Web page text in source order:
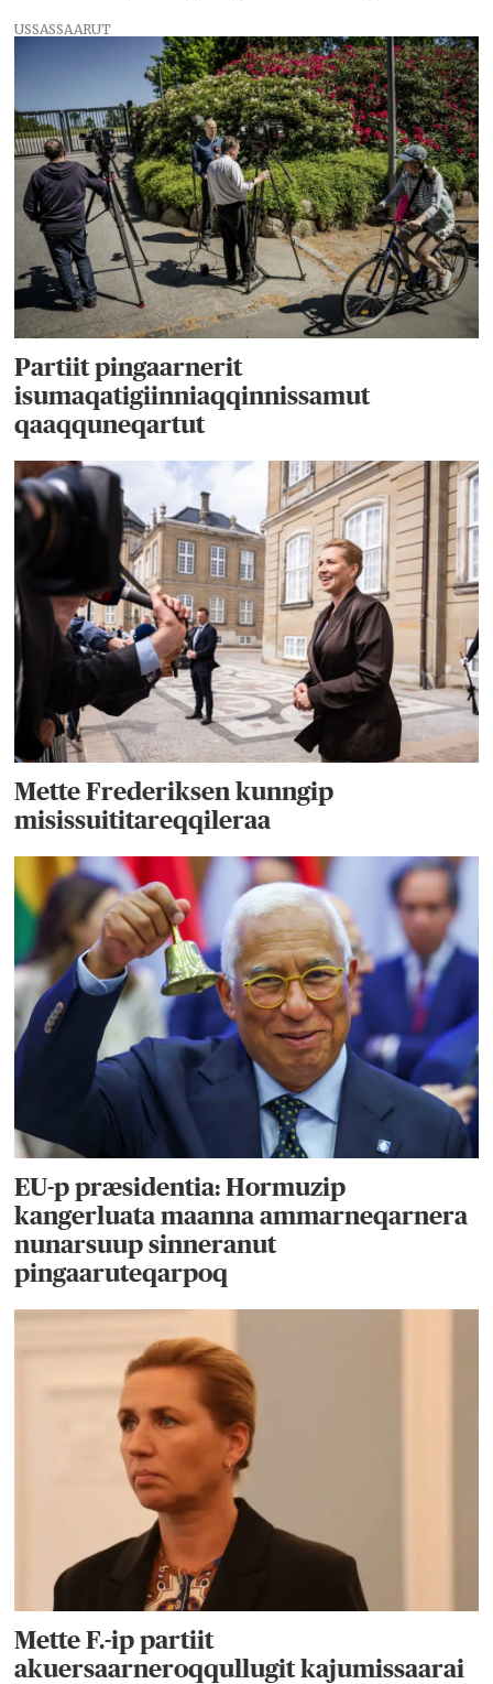
USSASSAARUT
Partiit pingaarnerit
isumaqatigiinniaqqinnissamut
qaaqquneqartut
Mette Frederiksen kunngip
misissuititareqqileraa
EU-p præsidentia: Hormuzip
kangerluata maanna ammarneqarnera
nunarsuup sinneranut
pingaaruteqarpoq
Mette F.-ip partiit
akuersaarneroqqullugit kajumissaarai